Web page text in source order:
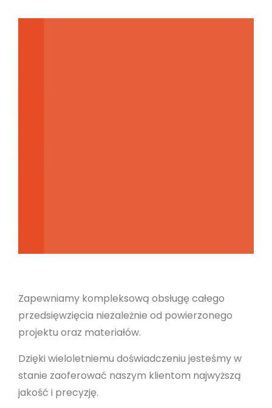
Zapewniamy kompleksową obsługę całego
przedsięwzięcia niezależnie od powierzonego
projektu oraz materiałów.
Dzięki wieloletniemu doświadczeniu jesteśmy w
stanie zaoferować naszym klientom najwyższą
jakość i precyzję.